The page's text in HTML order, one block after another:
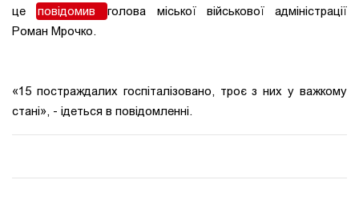
це
повідомив
голова міської військової адміністрації
Роман Мрочко.
«15 постраждалих госпіталізовано, троє з них у важкому
стані», - ідеться в повідомленні.